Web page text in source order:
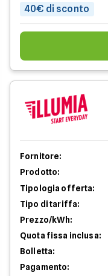
40€ di sconto
Fornitore:
Prodotto:
Tipologia offerta:
Tipo di tariffa:
Prezzo/kWh:
Quota fissa inclusa:
Bolletta:
Pagamento: